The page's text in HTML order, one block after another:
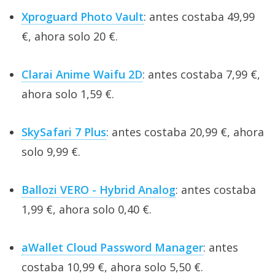
Xproguard Photo Vault: antes costaba 49,99
€, ahora solo 20 €.
Clarai Anime Waifu 2D: antes costaba 7,99 €,
ahora solo 1,59 €.
SkySafari 7 Plus: antes costaba 20,99 €, ahora
solo 9,99 €.
Ballozi VERO - Hybrid Analog: antes costaba
1,99 €, ahora solo 0,40 €.
aWallet Cloud Password Manager: antes
costaba 10,99 €, ahora solo 5,50 €.